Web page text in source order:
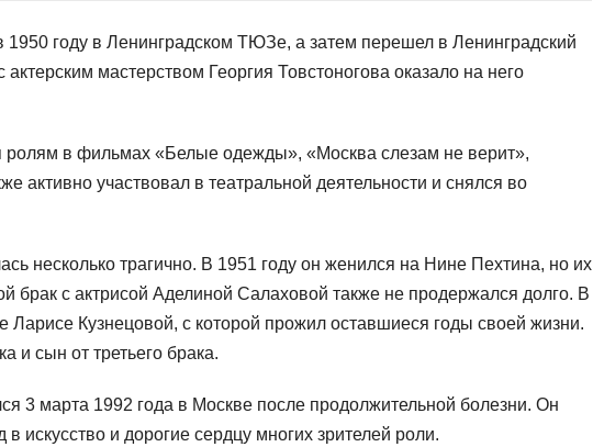
1950 году в Ленинградском ТЮЗе, а затем перешел в Ленинградский
мастерством Георгия Товстоногова оказало на него
ролям в фильмах «Белые одежды», «Москва слезам не верит»,
активно участвовал в театральной деятельности и снялся во
несколько трагично. В 1951 году он женился на Нине Пехтина, но их
брак с актрисой Аделиной Салаховой также не продержался долго. В
Ларисе Кузнецовой, с которой прожил оставшиеся годы своей жизни.
и сын от третьего брака.
3 марта 1992 года в Москве после продолжительной болезни. Он
искусство и дорогие сердцу многих зрителей роли.